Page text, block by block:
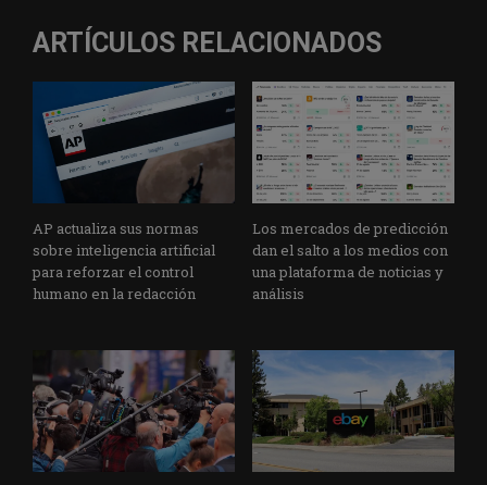
ARTÍCULOS RELACIONADOS
AP actualiza sus normas
sobre inteligencia artificial
para reforzar el control
humano en la redacción
Los mercados de predicción
dan el salto a los medios con
una plataforma de noticias y
análisis